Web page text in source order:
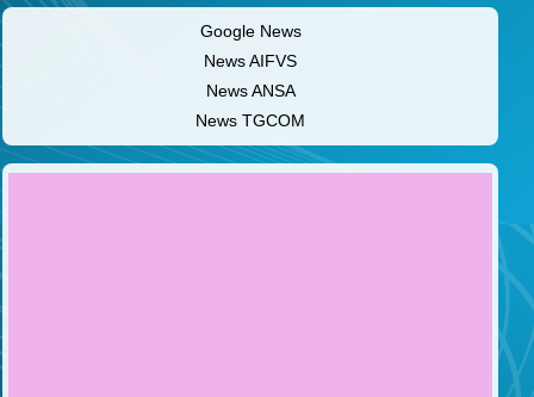
Google News
News AIFVS
News ANSA
News TGCOM